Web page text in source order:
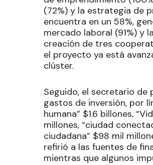
(72%) y la estrategia de
encuentra en un 58%,
mercado laboral (91%) y
creación de tres
el proyecto ya está
clúster.
Seguido, el secretario de
gastos de inversión, por
humana” $1.6 billones,
millones, “ciudad
ciudadana” $98 mil
refirió a las fuentes de
mientras que algunos